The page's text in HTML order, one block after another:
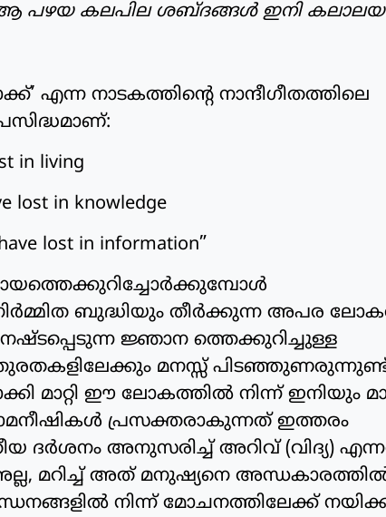
പഴയ കലപില ശബ്ദങ്ങൾ ഇനി
എന്ന നാടകത്തിന്റെ നാന്ദീഗീതത്തിലെ
in living
lost in knowledge
lost in information”
ബുദ്ധിയും തീർക്കുന്ന അപര
ജ്ഞാന ത്തെക്കുറിച്ചുള്ള
മനസ്സ്
മാറ്റി ഈ ലോകത്തിൽ നിന്ന് ഇനിയും
പ്രസക്തരാകുന്നത് ഇത്തരം
ദർശനം അനുസരിച്ച് അറിവ് (വിദ്യ)
മറിച്ച് അത് മനുഷ്യനെ
നിന്ന് മോചനത്തിലേക്ക്